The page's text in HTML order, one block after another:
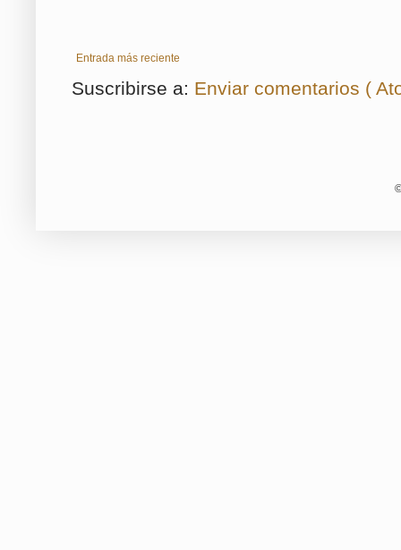
Entrada más reciente
Suscribirse a: Enviar comentarios (